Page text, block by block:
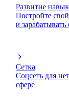
Развитие
Постройте
и
Сетка
Соцсеть для
сфере